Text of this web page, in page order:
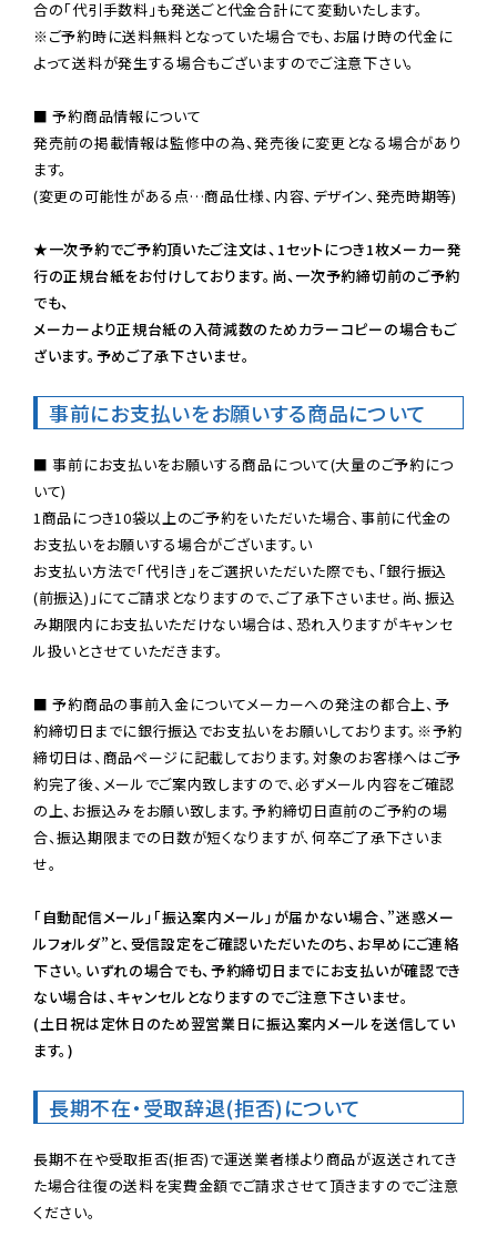
※ご予約時に送料無料となっていた場合でも、お届け時の代金に
よって送料が発生する場合もございますのでご注意下さい。
■ 予約商品情報について
発売前の掲載情報は監修中の為、発売後に変更となる場合があり
ます。
(変更の可能性がある点…商品仕様、内容、デザイン、発売時期等)
★一次予約でご予約頂いたご注文は、1セットにつき1枚メーカー発
行の正規台紙をお付けしております。尚、一次予約締切前のご予約
でも、
メーカーより正規台紙の入荷減数のためカラーコピーの場合もご
ざいます。予めご了承下さいませ。
事前にお支払いをお願いする商品について
■ 事前にお支払いをお願いする商品について(大量のご予約につ
いて)
1商品につき10袋以上のご予約をいただいた場合、事前に代金の
お支払いをお願いする場合がございます。い
お支払い方法で「代引き」をご選択いただいた際でも、「銀行振込
(前振込)」にてご請求となりますので、ご了承下さいませ。尚、振込
み期限内にお支払いただけない場合は、恐れ入りますがキャンセ
ル扱いとさせていただきます。
■ 予約商品の事前入金についてメーカーへの発注の都合上、予
約締切日までに銀行振込でお支払いをお願いしております。※予約
締切日は、商品ページに記載しております。対象のお客様へはご予
約完了後、メールでご案内致しますので、必ずメール内容をご確認
の上、お振込みをお願い致します。予約締切日直前のご予約の場
合、振込期限までの日数が短くなりますが、何卒ご了承下さいま
せ。
「自動配信メール」「振込案内メール」が届かない場合、”迷惑メー
ルフォルダ”と、受信設定をご確認いただいたのち、お早めにご連絡
下さい。いずれの場合でも、予約締切日までにお支払いが確認でき
ない場合は、キャンセルとなりますのでご注意下さいませ。
(土日祝は定休日のため翌営業日に振込案内メールを送信してい
ます。)
長期不在・受取辞退(拒否)について
長期不在や受取拒否(拒否)で運送業者様より商品が返送されてき
た場合往復の送料を実費金額でご請求させて頂きますのでご注意
ください。